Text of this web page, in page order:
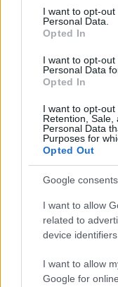
consent section.
I want to opt-
Personal Data.
Opted In
I want to opt-
Personal Data
Opted In
I want to opt-out
Retention, Sale,
Personal Data
Purposes for
Opted Out
Google consents
I want to allow
related to
device identifiers
I want to allow
Google for